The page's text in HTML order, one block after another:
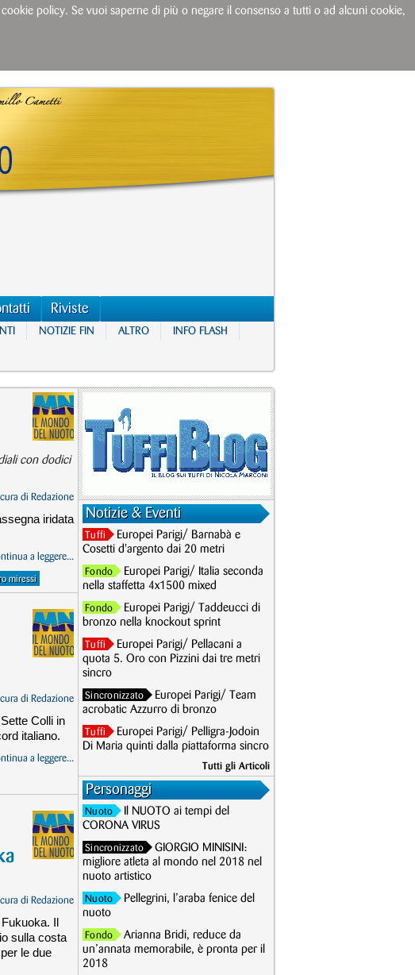
Riviste
NOTIZIE FIN ALTRO INFO FLASH
con dodici
di Redazione
iridata
a leggere...
miressi
di Redazione
Colli in
italiano.
a leggere...
di Redazione
Il
sulla costa
le due
Notizie & Eventi
Tuffi
Europei Parigi/ Barnabà e
Cosetti d'argento dai 20 metri
Fondo
Europei Parigi/ Italia seconda
nella staffetta 4x1500 mixed
Fondo
Europei Parigi/ Taddeucci di
bronzo nella knockout sprint
Tuffi
Europei Parigi/ Pellacani a
quota 5. Oro con Pizzini dai tre metri
sincro
Sincronizzato
Europei Parigi/ Team
acrobatic Azzurro di bronzo
Tuffi
Europei Parigi/ Pelligra-Jodoin
Di Maria quinti dalla piattaforma sincro
Tutti gli Articoli
Personaggi
Nuoto
Il NUOTO ai tempi del
CORONA VIRUS
Sincronizzato
GIORGIO MINISINI:
migliore atleta al mondo nel 2018 nel
nuoto artistico
Nuoto
Pellegrini, l’araba fenice del
nuoto
Fondo
Arianna Bridi, reduce da
un’annata memorabile, è pronta per il
2018
policy. Se vuoi saperne di più o negare il consenso a tutti o ad alcuni cookie,